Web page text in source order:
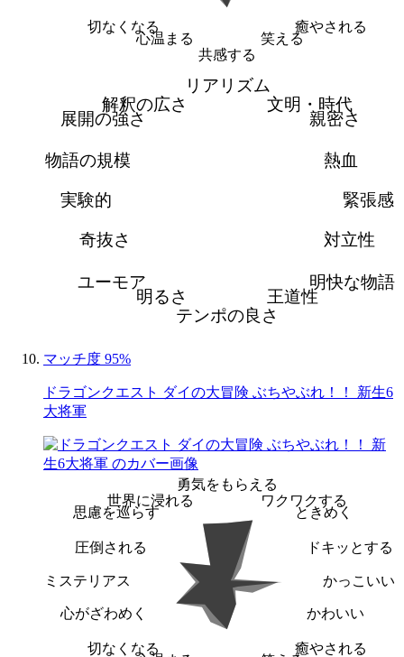
癒やされる
笑える
共感する
心温まる
切なくなる
リアリズム
文明・時代
親密さ
熱血
緊張感
対立性
明快な物語
王道性
テンポの良さ
明るさ
ユーモア
奇抜さ
実験的
物語の規模
展開の強さ
解釈の広さ
マッチ度 95%
ドラゴンクエスト ダイの大冒険 ぶちやぶれ！！ 新生6
大将軍
勇気をもらえる
ワクワクする
ときめく
ドキッとする
かっこいい
かわいい
癒やされる
切なくなる
心がざわめく
ミステリアス
圧倒される
思慮を巡らす
世界に浸れる